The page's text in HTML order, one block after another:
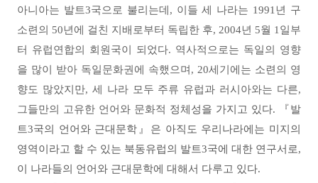
아니아는 발트3국으로 불리는데 , 이들 세 나라는 1991 년 구
소련의 50년에 걸친 지배로부터 독립한 후, 2004년 5월 1 일부
터 유럽연합의 회원국이 되었다. 역사적으로는 독일의 영향
을 많이 받아 독일문화권에 속했으며 , 20세기에는 소련의 영
향도 많았지만, 세 나라 모두 주류 유럽과 러시아와는 다른,
그들만의 고유한 언어와 문화적 정체성을 가지고 있다. 『발
트3국의 언어와 근대문학 』 은 아직도 우리나라에는 미지의
영역이라고 할 수 있는 북동유럽의 발트3국에 대한 연구서로,
이 나라들의 언어와 근대문학에 대해서 다루고 있다.